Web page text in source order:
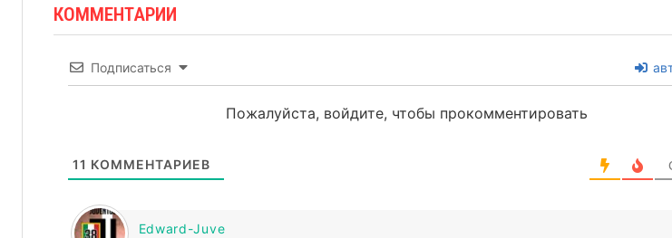
КОММЕНТАРИИ
Подписаться
Пожалуйста, войдите, чтобы прокомментировать
11 КОММЕНТАРИЕВ
Edward-Juve